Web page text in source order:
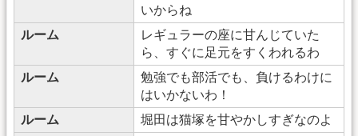
いからね
ルーム
レギュラーの座に甘んじていた
ら、すぐに足元をすくわれるわ
ルーム
勉強でも部活でも、負けるわけに
はいかないわ！
ルーム
堀田は猫塚を甘やかしすぎなのよ